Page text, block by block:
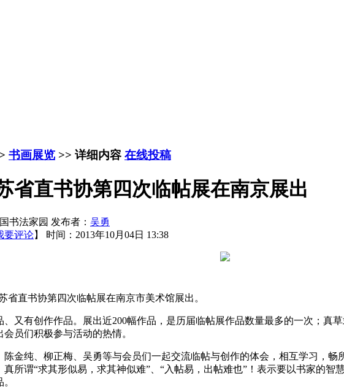
书画展览 >> 详细内容 在线投稿
省直书协第四次临帖展在南京展出
书法家园 发布者： 吴勇
要评论】 时间：2013年10月04日 13:38
省直书协第四次临帖展在南京市美术馆展出。
又有创作作品。展出近200幅作品，是历届临帖展作品数量最多的一次；真
员们积极参与活动的热情。
金纯、柳正梅、吴勇等与会员们一起交流临帖与创作的体会，相互学习，
所谓“求其形似易，求其神似难”、“入帖易，出帖难也”！表示要以书家的